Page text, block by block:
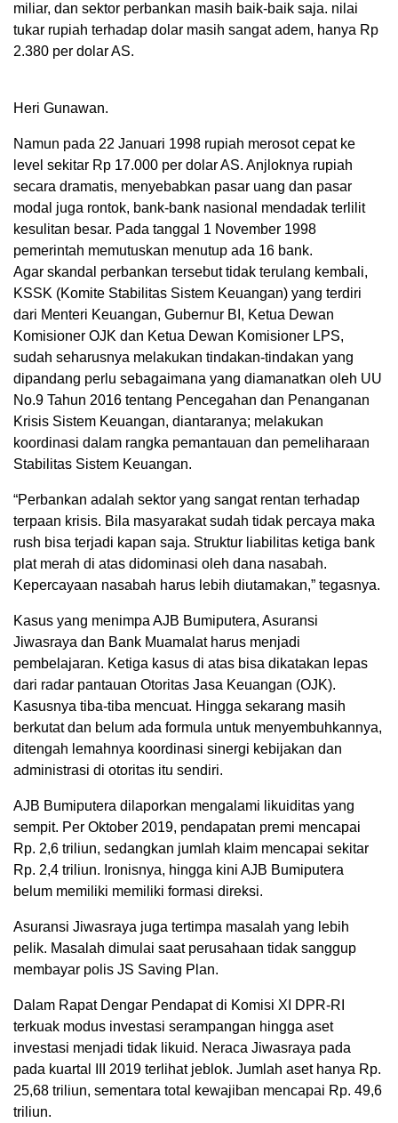
miliar, dan sektor perbankan masih baik-baik saja. nilai
tukar rupiah terhadap dolar masih sangat adem, hanya Rp
2.380 per dolar AS.
Heri Gunawan.
Namun pada 22 Januari 1998 rupiah merosot cepat ke
level sekitar Rp 17.000 per dolar AS. Anjloknya rupiah
secara dramatis, menyebabkan pasar uang dan pasar
modal juga rontok, bank-bank nasional mendadak terlilit
kesulitan besar. Pada tanggal 1 November 1998
pemerintah memutuskan menutup ada 16 bank.
Agar skandal perbankan tersebut tidak terulang kembali,
KSSK (Komite Stabilitas Sistem Keuangan) yang terdiri
dari Menteri Keuangan, Gubernur BI, Ketua Dewan
Komisioner OJK dan Ketua Dewan Komisioner LPS,
sudah seharusnya melakukan tindakan-tindakan yang
dipandang perlu sebagaimana yang diamanatkan oleh UU
No.9 Tahun 2016 tentang Pencegahan dan Penanganan
Krisis Sistem Keuangan, diantaranya; melakukan
koordinasi dalam rangka pemantauan dan pemeliharaan
Stabilitas Sistem Keuangan.
“Perbankan adalah sektor yang sangat rentan terhadap
terpaan krisis. Bila masyarakat sudah tidak percaya maka
rush bisa terjadi kapan saja. Struktur liabilitas ketiga bank
plat merah di atas didominasi oleh dana nasabah.
Kepercayaan nasabah harus lebih diutamakan,” tegasnya.
Kasus yang menimpa AJB Bumiputera, Asuransi
Jiwasraya dan Bank Muamalat harus menjadi
pembelajaran. Ketiga kasus di atas bisa dikatakan lepas
dari radar pantauan Otoritas Jasa Keuangan (OJK).
Kasusnya tiba-tiba mencuat. Hingga sekarang masih
berkutat dan belum ada formula untuk menyembuhkannya,
ditengah lemahnya koordinasi sinergi kebijakan dan
administrasi di otoritas itu sendiri.
AJB Bumiputera dilaporkan mengalami likuiditas yang
sempit. Per Oktober 2019, pendapatan premi mencapai
Rp. 2,6 triliun, sedangkan jumlah klaim mencapai sekitar
Rp. 2,4 triliun. Ironisnya, hingga kini AJB Bumiputera
belum memiliki memiliki formasi direksi.
Asuransi Jiwasraya juga tertimpa masalah yang lebih
pelik. Masalah dimulai saat perusahaan tidak sanggup
membayar polis JS Saving Plan.
Dalam Rapat Dengar Pendapat di Komisi XI DPR-RI
terkuak modus investasi serampangan hingga aset
investasi menjadi tidak likuid. Neraca Jiwasraya pada
pada kuartal III 2019 terlihat jeblok. Jumlah aset hanya Rp.
25,68 triliun, sementara total kewajiban mencapai Rp. 49,6
triliun.